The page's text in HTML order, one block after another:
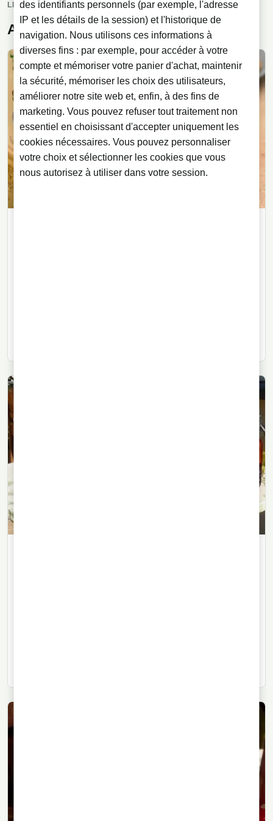
LECTURES ASSOCIEES
Articles associes
des identifiants personnels (par exemple, l'adresse
IP et les détails de la session) et l'historique de
navigation. Nous utilisons ces informations à
diverses fins : par exemple, pour accéder à votre
compte et mémoriser votre panier d'achat, maintenir
la sécurité, mémoriser les choix des utilisateurs,
améliorer notre site web et, enfin, à des fins de
marketing. Vous pouvez refuser tout traitement non
essentiel en choisissant d'accepter uniquement les
cookies nécessaires. Vous pouvez personnaliser
votre choix et sélectionner les cookies que vous
nous autorisez à utiliser dans votre session.